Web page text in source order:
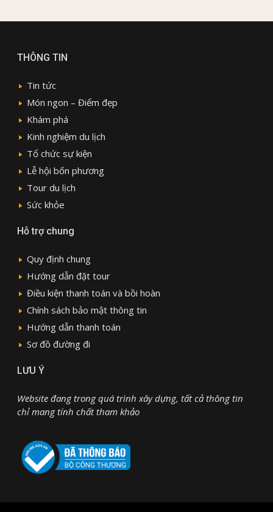
THÔNG TIN
Tin tức
Món ngon – Điểm đẹp
Khám phá
Kinh nghiệm du lịch
Tổ chức sự kiện
Lễ hội bốn phương
Tour du lịch
Sức khỏe
Hỗ trợ chung
Quy định chung
Hướng dẫn đặt tour
Điều kiện thanh toán và bồi hoàn
Chính sách bảo mật thông tin
Hướng dẫn thanh toán
Sơ đồ đường đi
LƯU Ý
Website đang trong quá trình xây dựng, tất cả thông tin
chỉ mang tính chất tham khảo